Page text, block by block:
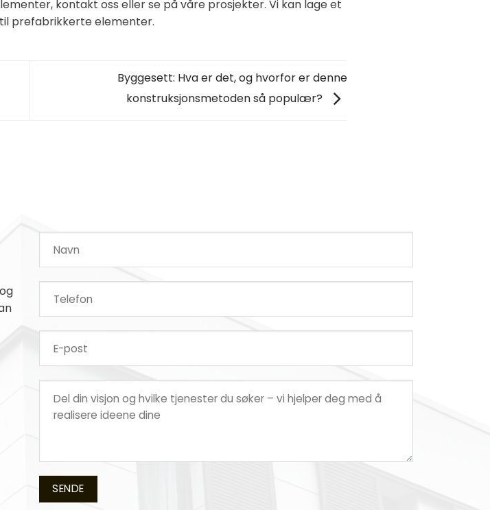
kontakt oss eller se på våre prosjekter. Vi kan lage et
prefabrikkerte elementer.
Byggesett: Hva er det, og hvorfor er denne
konstruksjonsmetoden så populær?